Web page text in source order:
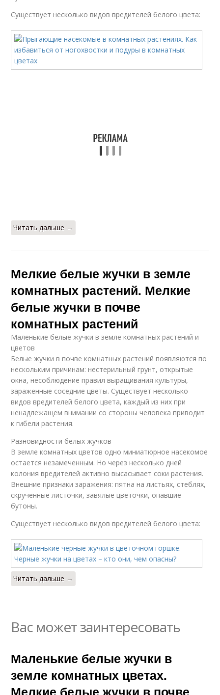
Существует несколько видов вредителей белого цвета:
Читать дальше →
Мелкие белые жучки в земле
комнатных растений. Мелкие
белые жучки в почве
комнатных растений
Маленькие белые жучки в земле комнатных растений и
цветов
Белые жучки в почве комнатных растений появляются по
нескольким причинам: нестерильный грунт, открытые
окна, несоблюдение правил выращивания культуры,
зараженные соседние цветы. Существует несколько
видов вредителей белого цвета, каждый из них при
ненадлежащем внимании со стороны человека приводит
к гибели растения.
Разновидности белых жучков
В земле комнатных цветов одно миниатюрное насекомое
остается незамеченным. Но через несколько дней
колония вредителей активно высасывает соки растения.
Внешние признаки заражения: пятна на листьях, стеблях,
скрученные листочки, завялые цветочки, опавшие
бутоны.
Существует несколько видов вредителей белого цвета:
Читать дальше →
Вас может заинтересовать
Маленькие белые жучки в
земле комнатных цветах.